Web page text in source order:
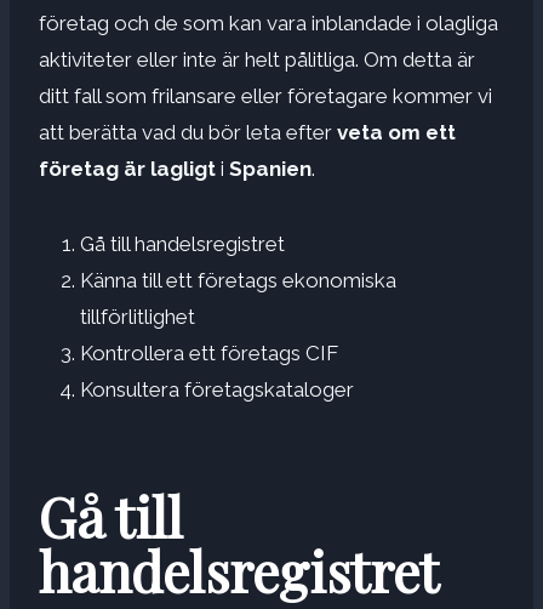
företag och de som kan vara inblandade i olagliga
aktiviteter eller inte är helt pålitliga. Om detta är
ditt fall som frilansare eller företagare kommer vi
att berätta vad du bör leta efter veta om ett
företag är lagligt i Spanien.
Gå till handelsregistret
Känna till ett företags ekonomiska
tillförlitlighet
Kontrollera ett företags CIF
Konsultera företagskataloger
Gå till
handelsregistret